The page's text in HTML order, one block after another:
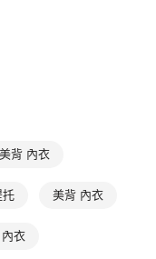
連結，可透過四大超商／
易完成。
您需要取消訂單，請聯絡
有效，需透過AFTEE先享
交易相關給付款項請求債
背 內衣
托 美背 內衣
衣